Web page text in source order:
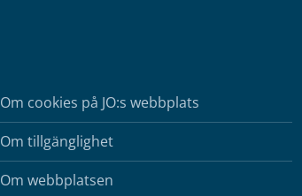
Om cookies på JO:s webbplats
Om tillgänglighet
Om webbplatsen